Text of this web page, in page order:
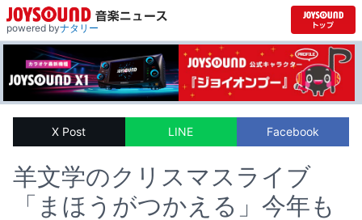
powered byナタリー
X Post LINE Facebook
羊文学のクリスマスライブ
「まほうがつかえる」今年も